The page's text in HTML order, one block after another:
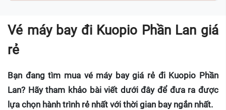
Vé máy bay đi Kuopio Phần Lan giá
rẻ
Bạn đang tìm mua vé máy bay giá rẻ đi Kuopio Phần
Lan? Hãy tham khảo bài viết dưới đây để đưa ra được
lựa chọn hành trình rẻ nhất với thời gian bay ngắn nhất.